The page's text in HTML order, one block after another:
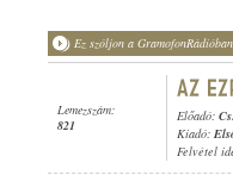
Ez szóljon a
Lemezszám:
821
Előadó:
Kiadó:
Felvétel